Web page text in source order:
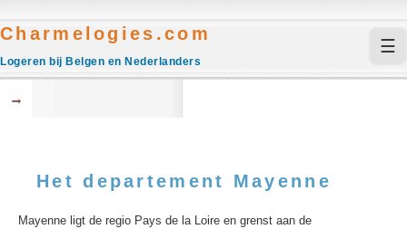
Charmelogies.com
Logeren bij Belgen en Nederlanders
☰
→
Het departement Mayenne
Mayenne ligt de regio Pays de la Loire en grenst aan de